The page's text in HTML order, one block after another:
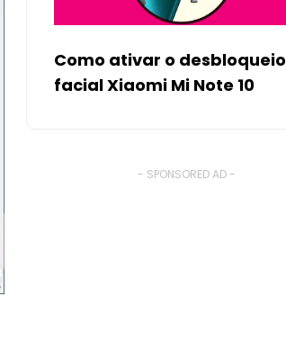
Como ativar o desbloqueio
facial Xiaomi Mi Note 10
- SPONSORED AD -